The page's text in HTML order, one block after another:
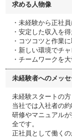
求める人物像
・未経験から正社
・安定した収入を
・コツコツと作業
・新しい環境でチ
・チームワークを
未経験者へのメッ
未経験スタートの方
当社では入社者の
研修やマニュアル
全です。
正社員として働く